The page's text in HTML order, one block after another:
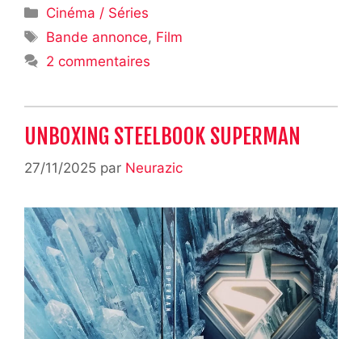
Catégories
Cinéma / Séries
Étiquettes
Bande annonce, Film
2 commentaires
UNBOXING STEELBOOK SUPERMAN
27/11/2025 par Neurazic